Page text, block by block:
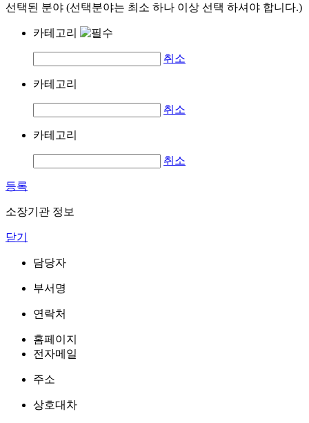
선택된 분야 (선택분야는 최소 하나 이상 선택 하셔야 합니다.)
카테고리
취소
카테고리
취소
카테고리
취소
등록
소장기관 정보
닫기
담당자
부서명
연락처
홈페이지
전자메일
주소
상호대차